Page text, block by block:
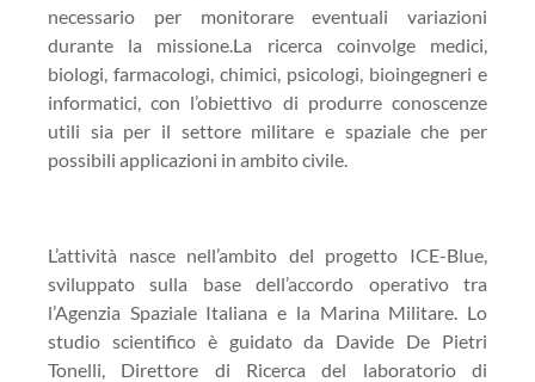
necessario per monitorare eventuali variazioni
durante la missione.La ricerca coinvolge medici,
biologi, farmacologi, chimici, psicologi, bioingegneri e
informatici, con l’obiettivo di produrre conoscenze
utili sia per il settore militare e spaziale che per
possibili applicazioni in ambito civile.
L’attività nasce nell’ambito del progetto ICE-Blue,
sviluppato sulla base dell’accordo operativo tra
l’Agenzia Spaziale Italiana e la Marina Militare. Lo
studio scientifico è guidato da Davide De Pietri
Tonelli, Direttore di Ricerca del laboratorio di